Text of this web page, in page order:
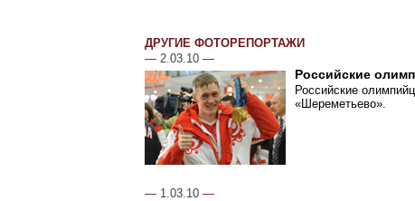
ДРУГИЕ ФОТОРЕПОРТАЖИ
—2.03.10 —
Российские
Российские
«Шереметьево».
— 1.03.10 —